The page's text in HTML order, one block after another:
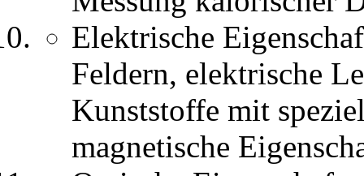
Elektrische
Feldern, elektrische
Kunststoffe mit
magnetische